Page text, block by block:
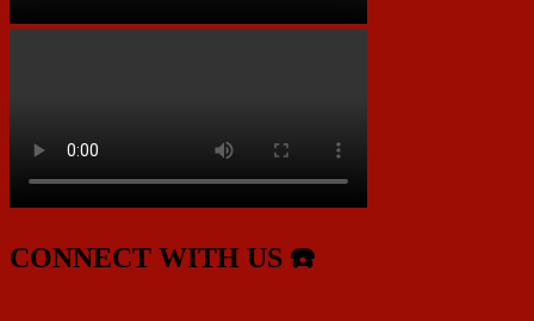
CONNECT WITH US ☎️